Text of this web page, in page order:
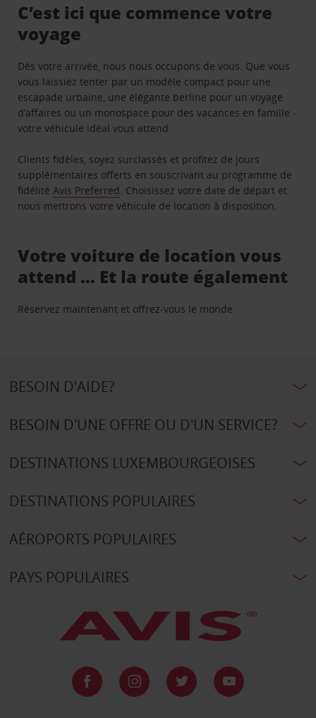
C’est ici que commence votre
voyage
Dès votre arrivée, nous nous occupons de vous. Que vous
vous laissiez tenter par un modèle compact pour une
escapade urbaine, une élégante berline pour un voyage
d’affaires ou un monospace pour des vacances en famille -
votre véhicule idéal vous attend.
Clients fidèles, soyez surclassés et profitez de jours
supplémentaires offerts en souscrivant au programme de
fidélitéAvis Preferred. Choisissez votre date de départ et
nous mettrons votre véhicule de location à disposition.
Votre voiture de location vous
attend … Et la route également
Réservez maintenant et offrez-vous le monde.
BESOIN D'AIDE?
BESOIN D'UNE OFFRE OU D'UN SERVICE?
DESTINATIONS LUXEMBOURGEOISES
DESTINATIONS POPULAIRES
AÉROPORTS POPULAIRES
PAYS POPULAIRES